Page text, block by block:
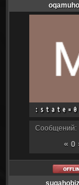
Сообщений:
« 0